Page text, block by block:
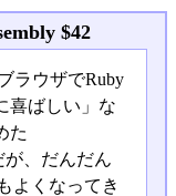
$42
ラウザでRuby
喜ばしい」な
た
が、だんだん
よくなってき